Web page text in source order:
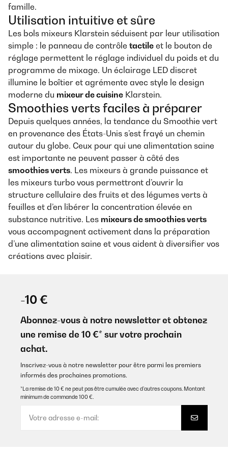
famille.
Utilisation intuitive et sûre
Les bols mixeurs Klarstein séduisent par leur utilisation
simple : le panneau de contrôle tactile et le bouton de
réglage permettent le réglage individuel du poids et du
programme de mixage. Un éclairage LED discret
illumine le boîtier et agrémente avec style le design
moderne du mixeur de cuisine Klarstein.
Smoothies verts faciles à préparer
Depuis quelques années, la tendance du Smoothie vert
en provenance des États-Unis s’est frayé un chemin
autour du globe. Ceux pour qui une alimentation saine
est importante ne peuvent passer à côté des
smoothies verts. Les mixeurs à grande puissance et
les mixeurs turbo vous permettront d’ouvrir la
structure cellulaire des fruits et des légumes verts à
feuilles et d’en libérer la concentration élevée en
substance nutritive. Les mixeurs de smoothies verts
vous accompagnent activement dans la préparation
d’une alimentation saine et vous aident à diversifier vos
créations avec plaisir.
-10 €
Abonnez-vous à notre newsletter et obtenez
une remise de 10 €* sur votre prochain
achat.
Inscrivez-vous à notre newsletter pour être parmi les premiers
informés des prochaines promotions.
*La remise de 10 € ne peut pas être cumulée avec d’autres coupons. Montant
minimum de commande 100 €.